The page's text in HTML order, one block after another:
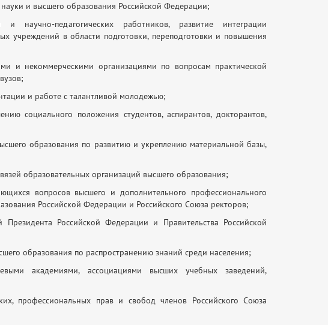
и высшего образования Российской Федерации;
научно-педагогических работников, развитие интеграции
учреждений в области подготовки, переподготовки и повышения
и некоммерческими организациями по вопросам практической
и работе с талантливой молодежью;
социального положения студентов, аспирантов, докторантов,
образования по развитию и укреплению материальной базы,
образовательных организаций высшего образования;
вопросов высшего и дополнительного профессионального
Российской Федерации и Российского Союза ректоров;
Российской Федерации и Правительства Российской
образования по распространению знаний среди населения;
академиями, ассоциациями высших учебных заведений,
профессиональных прав и свобод членов Российского Союза